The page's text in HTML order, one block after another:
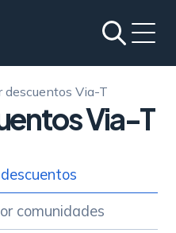
descuentos Via-T
Via-T
comunidades